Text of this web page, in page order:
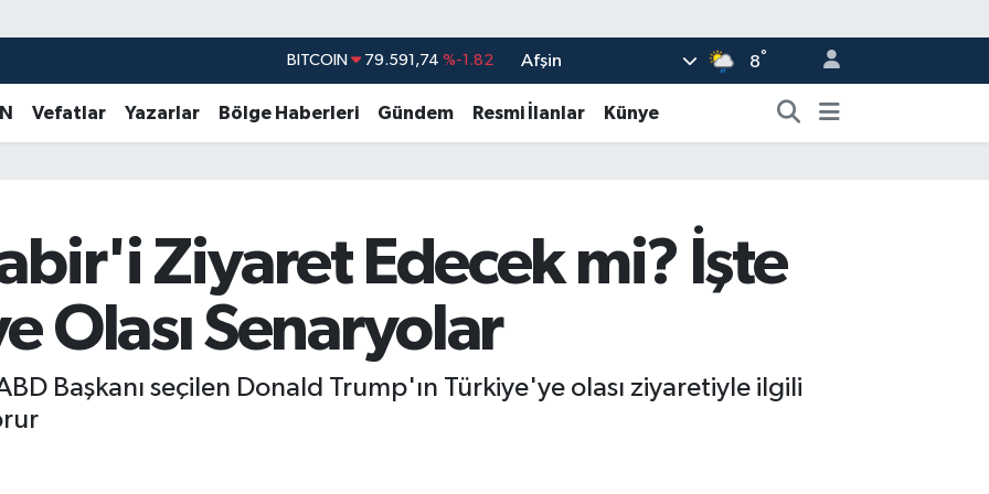
DOLAR 45,43620 %0.02
EURO 53,38690 %0.19
STERLİN 61,60380 %0.18
Afşin 8°
Vefatlar Yazarlar Bölge Haberleri Gündem Resmi İlanlar Künye
Ziyaret Edecek mi? İşte
Olası Senaryolar
Başkanı seçilen Donald Trump'ın Türkiye'ye olası ziyaretiyle ilgili